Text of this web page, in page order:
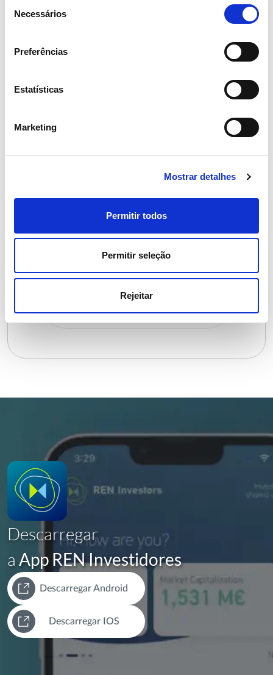
Necessários
Preferências
Estatísticas
Marketing
Mostrar detalhes
Permitir todos
Permitir seleção
Rejeitar
Prospeto de "Euro Medium
Term Note" (versão inglesa)
Descarregar
aApp REN Investidores
Descarregar Android
Descarregar IOS